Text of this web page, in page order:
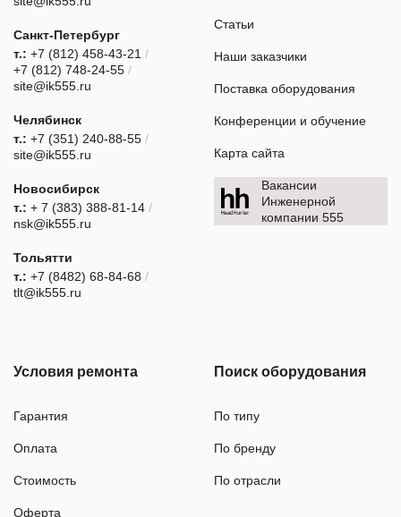
Санкт-Петербург
т.: +7 (812) 458-43-21 /
+7 (812) 748-24-55 /
site@ik555.ru
Челябинск
т.: +7 (351) 240-88-55 /
site@ik555.ru
Новосибирск
т.: + 7 (383) 388-81-14 /
nsk@ik555.ru
Тольятти
т.: +7 (8482) 68-84-68 /
tlt@ik555.ru
Статьи
Наши заказчики
Поставка оборудования
Конференции и обучение
Карта сайта
Вакансии
Инженерной
компании 555
Условия ремонта
Гарантия
Оплата
Стоимость
Оферта
Поиск оборудования
По типу
По бренду
По отрасли